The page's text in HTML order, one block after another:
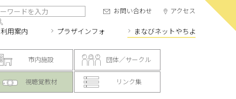
利用案内 プラザインフォ まなびネットやちよ
お問い合わせ アクセス
市内施設 団体／サークル
視聴覚教材 リンク集